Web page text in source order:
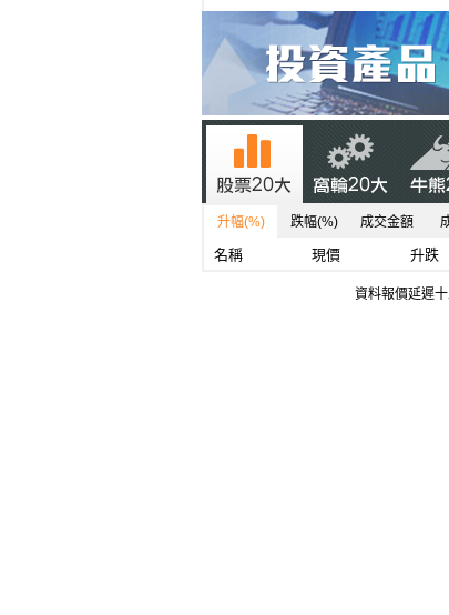
升幅(%) 跌幅(%) 成交金額
名稱 現價 升跌
資料報價延遲